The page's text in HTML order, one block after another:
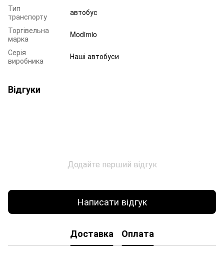
Тип
транспорту
автобус
Торгівельна
марка
Modimio
Серія
виробника
Наші автобуси
Відгуки
Додайте перший відгук
Написати відгук
Доставка Оплата